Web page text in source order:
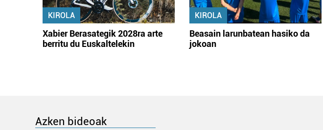
KIROLA
Xabier Berasategik 2028ra arte
berritu du Euskaltelekin
KIROLA
Beasain larunbatean hasiko da
jokoan
Azken bideoak